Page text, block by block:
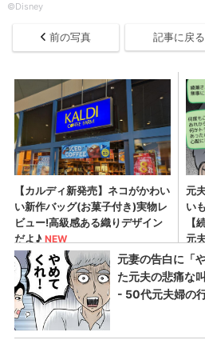
©Disney
前の写真 記事に戻る